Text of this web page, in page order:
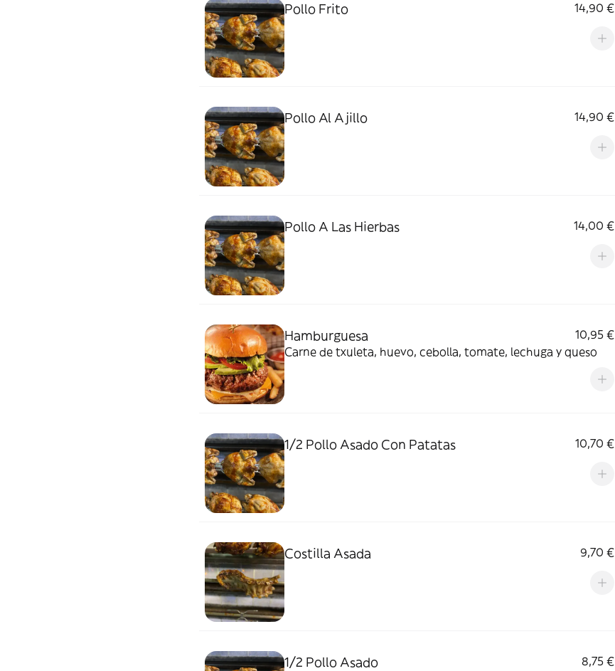
Pollo Frito 14,90 €
Pollo Al Ajillo 14,90 €
Pollo A Las Hierbas 14,00 €
Hamburguesa
10,95 €
Carne de txuleta, huevo, cebolla, tomate, lechuga y queso
1/2 Pollo Asado Con Patatas 10,70 €
Costilla Asada 9,70 €
1/2 Pollo Asado 8,75 €